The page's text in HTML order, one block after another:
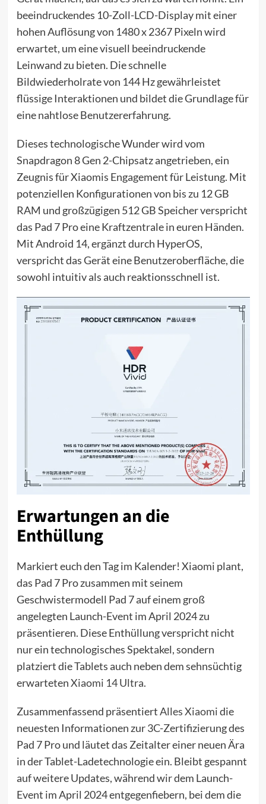
beeindruckendes 10-Zoll-LCD-Display mit einer
hohen Auflösung von 1480 x 2367 Pixeln wird
erwartet, um eine visuell beeindruckende
Leinwand zu bieten. Die schnelle
Bildwiederholrate von 144 Hz gewährleistet
flüssige Interaktionen und bildet die Grundlage für
eine nahtlose Benutzererfahrung.
Dieses technologische Wunder wird vom
Snapdragon 8 Gen 2-Chipsatz angetrieben, ein
Zeugnis für Xiaomis Engagement für Leistung. Mit
potenziellen Konfigurationen von bis zu 12 GB
RAM und großzügigen 512 GB Speicher verspricht
das Pad 7 Pro eine Kraftzentrale in euren Händen.
Mit Android 14, ergänzt durch HyperOS,
verspricht das Gerät eine Benutzeroberfläche, die
sowohl intuitiv als auch reaktionsschnell ist.
Erwartungen an die
Enthüllung
Markiert euch den Tag im Kalender! Xiaomi plant,
das Pad 7 Pro zusammen mit seinem
Geschwistermodell Pad 7 auf einem groß
angelegten Launch-Event im April 2024 zu
präsentieren. Diese Enthüllung verspricht nicht
nur ein technologisches Spektakel, sondern
platziert die Tablets auch neben dem sehnsüchtig
erwartetenXiaomi 14 Ultra.
Zusammenfassend präsentiertAlles Xiaomidie
neuesten Informationen zur 3C-Zertifizierung des
Pad 7 Pro und läutet das Zeitalter einer neuen Ära
in der Tablet-Ladetechnologie ein. Bleibt gespannt
auf weitere Updates, während wir dem Launch-
Event im April 2024 entgegenfiebern, bei dem die